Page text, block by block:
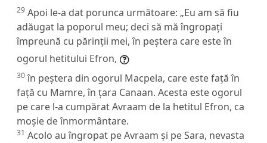
29 Apoi le-a dat porunca următoare: „Eu am să fiu
adăugat la poporul meu; deci să mă îngropați
împreună cu părinții mei, în peștera care este în
ogorul hetitului Efron,
30 în peștera din ogorul Macpela, care este față în
față cu Mamre, în țara Canaan. Acesta este ogorul
pe care l-a cumpărat Avraam de la hetitul Efron, ca
moșie de înmormântare.
31 Acolo au îngropat pe Avraam și pe Sara, nevasta